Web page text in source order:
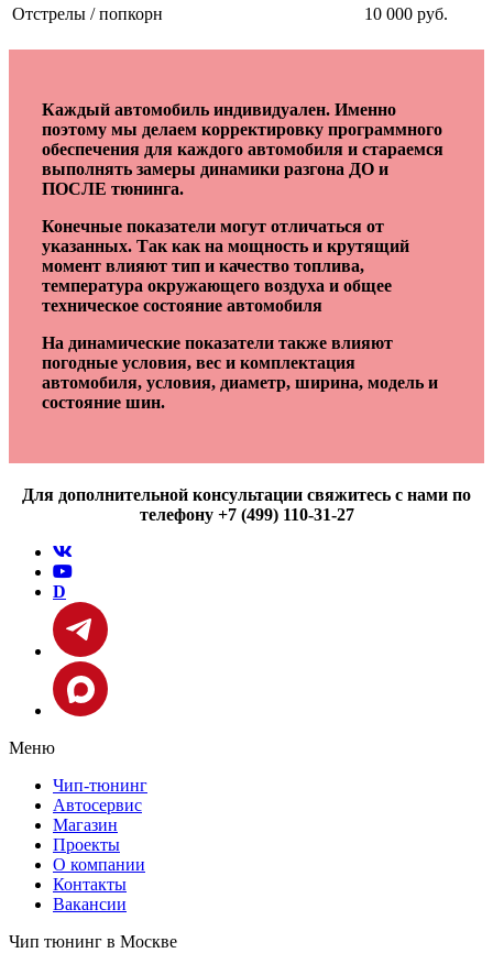
Отстрелы / попкорн
10 000 руб.
Каждый автомобиль индивидуален. Именно
поэтому мы делаем корректировку программного
обеспечения для каждого автомобиля и стараемся
выполнять замеры динамики разгона ДО и
ПОСЛЕ тюнинга.
Конечные показатели могут отличаться от
указанных. Так как на мощность и крутящий
момент влияют тип и качество топлива,
температура окружающего воздуха и общее
техническое состояние автомобиля
На динамические показатели также влияют
погодные условия, вес и комплектация
автомобиля, условия, диаметр, ширина, модель и
состояние шин.
Для дополнительной консультации свяжитесь с нами по
телефону +7 (499) 110-31-27
D
Меню
Чип-тюнинг
Автосервис
Магазин
Проекты
О компании
Контакты
Вакансии
Чип тюнинг в Москве